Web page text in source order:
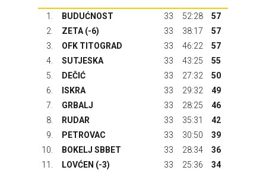
1. BUDUĆNOST 33 52:28
57
2.
ZETA (-6) 33 38:17
57
3.
OFK TITOGRAD 33 46:22
57
4.
SUTJESKA 33 43:25
55
5.
DEČIĆ 33 27:32
50
6.
ISKRA 33 29:32
49
7.
GRBALJ 33 28:25
46
8.
RUDAR 33 35:31
42
9.
PETROVAC 33 30:50
39
10.
BOKELJ SBBET 33 28:34
36
11.
LOVĆEN (-3) 33 25:36
34